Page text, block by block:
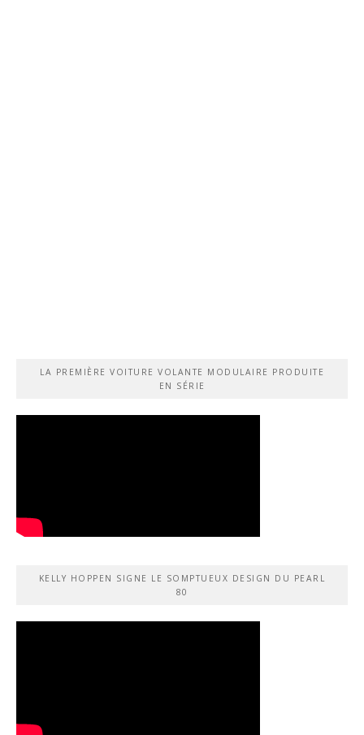
LA PREMIÈRE VOITURE VOLANTE MODULAIRE PRODUITE
EN SÉRIE
KELLY HOPPEN SIGNE LE SOMPTUEUX DESIGN DU PEARL
80